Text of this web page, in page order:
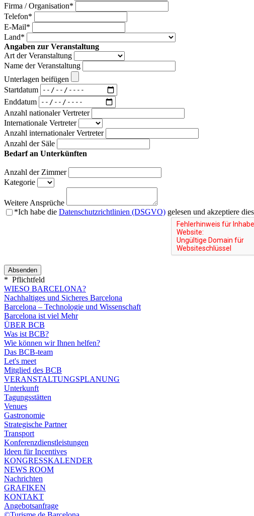
Firma / Organisation*
Telefon*
E-Mail*
Land*
Angaben zur Veranstaltung
Art der Veranstaltung
Name der Veranstaltung
Unterlagen beifügen
Startdatum
Enddatum
Anzahl nationaler Vertreter
Internationale Vertreter
Anzahl internationaler Vertreter
Anzahl der Säle
Bedarf an Unterkünften
Anzahl der Zimmer
Kategorie
Weitere Ansprüche
*Ich habe die Datenschutzrichtlinien (DSGVO) gelesen und akzeptiere
* Pflichtfeld
WIESO BARCELONA?
Nachhaltiges und Sicheres Barcelona
Barcelona – Technologie und Wissenschaft
Barcelona ist viel Mehr
ÜBER BCB
Was ist BCB?
Wie können wir Ihnen helfen?
Das BCB-team
Let's meet
Mitglied des BCB
VERANSTALTUNGSPLANUNG
Unterkunft
Tagungsstätten
Venues
Gastronomie
Strategische Partner
Transport
Konferenzdienstleistungen
Ideen für Incentives
KONGRESSKALENDER
NEWS ROOM
Nachrichten
GRAFIKEN
KONTAKT
Angebotsanfrage